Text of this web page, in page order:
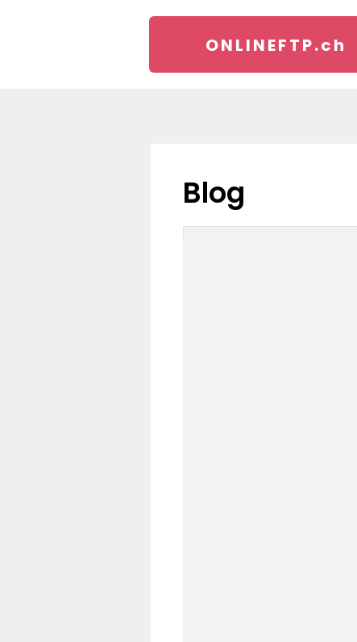
ONLINEFTP.ch
blog